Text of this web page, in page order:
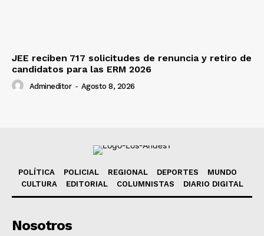
JEE reciben 717 solicitudes de renuncia y retiro de
candidatos para las ERM 2026
Admineditor - Agosto 8, 2026
POLÍTICA POLICIAL REGIONAL DEPORTES
MUNDO
CULTURA
EDITORIAL COLUMNISTAS DIARIO DIGITAL
Nosotros